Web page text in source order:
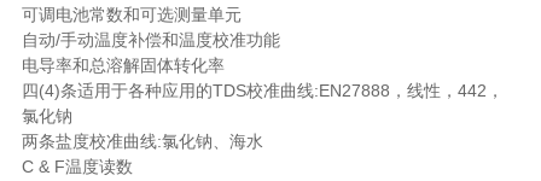
可调电池常数和可选测量单元
自动/手动温度补偿和温度校准功能
电导率和总溶解固体转化率
四(4)条适用于各种应用的TDS校准曲线:EN27888，线性，442，
氯化钠
两条盐度校准曲线:氯化钠、海水
C & F温度读数